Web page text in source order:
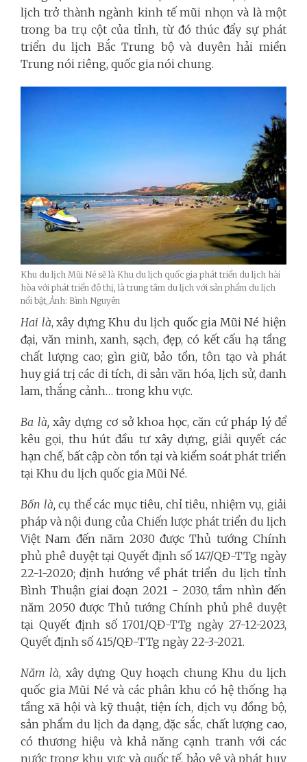
lịch trở thành ngành kinh tế mũi nhọn và là một
trong ba trụ cột của tỉnh, từ đó thúc đẩy sự phát
triển du lịch Bắc Trung bộ và duyên hải miền
Trung nói riêng, quốc gia nói chung.
Khu du lịch Mũi Né sẽ là Khu du lịch quốc gia phát triển du lịch hài
hòa với phát triển đô thị, là trung tâm du lịch với sản phẩm du lịch
nổi bật_Ảnh: Bình Nguyên
Hai là, xây dựng Khu du lịch quốc gia Mũi Né hiện
đại, văn minh, xanh, sạch, đẹp, có kết cấu hạ tầng
chất lượng cao; gìn giữ, bảo tồn, tôn tạo và phát
huy giá trị các di tích, di sản văn hóa, lịch sử, danh
lam, thắng cảnh… trong khu vực.
Ba là, xây dựng cơ sở khoa học, căn cứ pháp lý để
kêu gọi, thu hút đầu tư xây dựng, giải quyết các
hạn chế, bất cập còn tồn tại và kiểm soát phát triển
tại Khu du lịch quốc gia Mũi Né.
Bốn là, cụ thể các mục tiêu, chỉ tiêu, nhiệm vụ, giải
pháp và nội dung của Chiến lược phát triển du lịch
Việt Nam đến năm 2030 được Thủ tướng Chính
phủ phê duyệt tại Quyết định số 147/QĐ-TTg ngày
22-1-2020; định hướng về phát triển du lịch tỉnh
Bình Thuận giai đoạn 2021 - 2030, tầm nhìn đến
năm 2050 được Thủ tướng Chính phủ phê duyệt
tại Quyết định số 1701/QĐ-TTg ngày 27-12-2023,
Quyết định số 415/QĐ-TTg ngày 22-3-2021.
Năm là, xây dựng Quy hoạch chung Khu du lịch
quốc gia Mũi Né và các phân khu có hệ thống hạ
tầng xã hội và kỹ thuật, tiện ích, dịch vụ đồng bộ,
sản phẩm du lịch đa dạng, đặc sắc, chất lượng cao,
có thương hiệu và khả năng cạnh tranh với các
nước trong khu vực và quốc tế, bảo vệ và phát huy